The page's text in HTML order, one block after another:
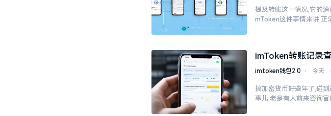
提及转账这一情况,它的
mToken这件事情来讲,正
imToken转账记录
imtoken钱包2.0 ⋅ 今天 ⋅
搞加密货币好些年了,碰
事儿,老是有人前来咨询